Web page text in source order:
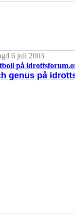
6 juli 2003
på
genus på